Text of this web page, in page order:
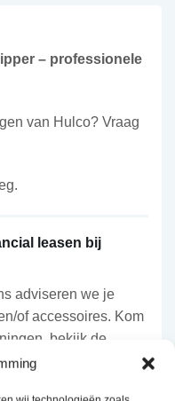
– professionele
van Hulco? Vraag
leasen bij
adviseren we je
of accessoires. Kom
bekijk de
een vrijblijvende